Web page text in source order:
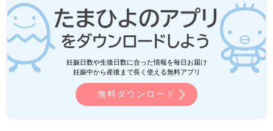
妊娠日数や生後日数に合った情報を毎日お届け
妊娠中から産後まで長く使える無料アプリ
無料ダウンロード